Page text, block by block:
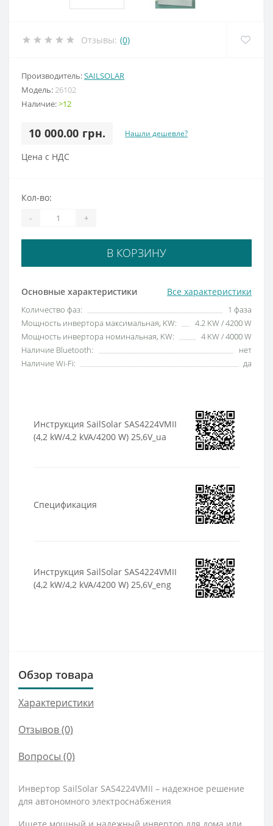
Отзывы: (0)
Производитель:SAILSOLAR
Модель:26102
Наличие:>12
10 000.00 грн. Нашли дешевле?
Цена с НДС
Основные характеристики Все характеристики
Количество фаз:
1 фаза
Мощность инвертора максимальная, KW:
4.2 KW / 4200 W
Мощность инвертора номинальная, KW:
4 KW / 4000 W
Наличие Bluetooth:
нет
Наличие Wi-Fi:
да
Кол-во:
- +
В КОРЗИНУ
Инструкция SailSolar SAS4224VMII
(4,2 kW/4,2 kVA/4200 W) 25,6V_ua
Спецификация
Инструкция SailSolar SAS4224VMII
(4,2 kW/4,2 kVA/4200 W) 25,6V_eng
Обзор товара
Характеристики
Отзывов (0)
Вопросы (0)
Инвертор SailSolar SAS4224VMII – надежное решение
для автономного электроснабжения